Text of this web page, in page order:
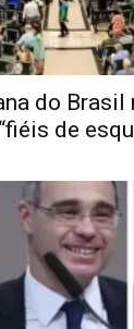
do Brasil
de